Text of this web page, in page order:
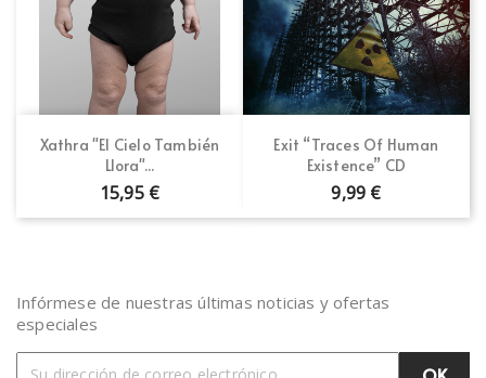
Xathra "El Cielo También
Llora"...
15,95 €
Exit “Traces Of Human
Existence” CD
9,99 €
Infórmese de nuestras últimas noticias y ofertas
especiales